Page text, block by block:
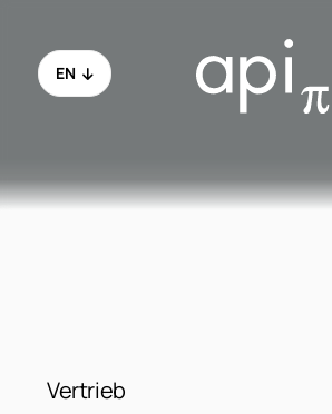
EN
Vertrieb